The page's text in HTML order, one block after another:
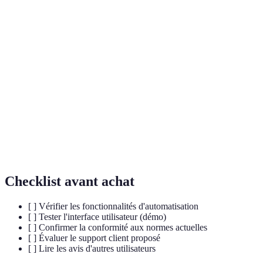
Checklist avant achat
[ ] Vérifier les fonctionnalités d'automatisation
[ ] Tester l'interface utilisateur (démo)
[ ] Confirmer la conformité aux normes actuelles
[ ] Évaluer le support client proposé
[ ] Lire les avis d'autres utilisateurs